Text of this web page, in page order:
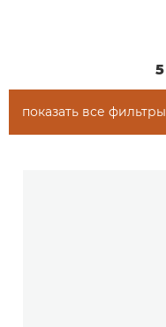
5
показать все фильтры